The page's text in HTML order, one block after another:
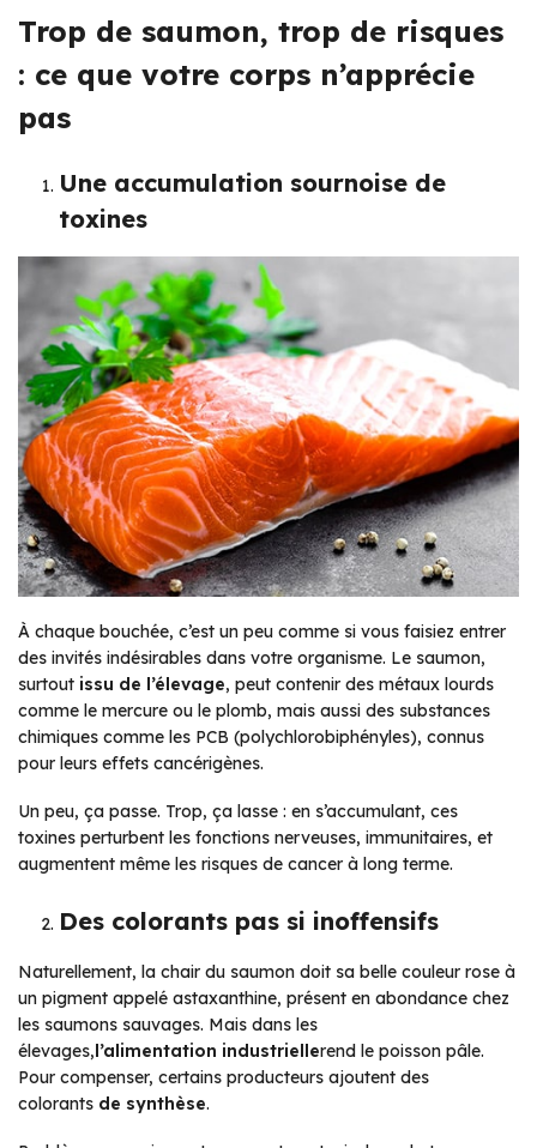
Trop de saumon, trop de risques
: ce que votre corps n’apprécie
pas
Une accumulation sournoise de
toxines
À chaque bouchée, c’est un peu comme si vous faisiez entrer
des invités indésirables dans votre organisme. Le saumon,
surtout issu de l’élevage, peut contenir des métaux lourds
comme le mercure ou le plomb, mais aussi des substances
chimiques comme les PCB (polychlorobiphényles), connus
pour leurs effets cancérigènes.
Un peu, ça passe. Trop, ça lasse : en s’accumulant, ces
toxines perturbent les fonctions nerveuses, immunitaires, et
augmentent même les risques de cancer à long terme.
Des colorants pas si inoffensifs
Naturellement, la chair du saumon doit sa belle couleur rose à
un pigment appelé astaxanthine, présent en abondance chez
les saumons sauvages. Mais dans les
élevages,l’alimentation industriellerend le poisson pâle.
Pour compenser, certains producteurs ajoutent des
colorants de synthèse.